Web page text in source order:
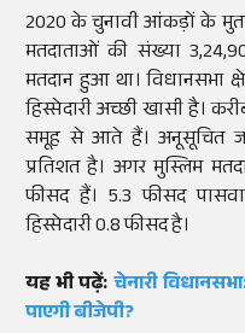
2020 के चुनावी आंकड़ों के
मतदाताओं की संख्या
मतदान हुआ था। विधानसभा
हिस्सेदारी अच्छी खासी है।
समूह से आते हैं। अनूसूचित
प्रतिशत है। अगर मुस्लिम
फीसद हैं। 5.3 फीसद
हिस्सेदारी 0.8 फीसद है।
यह भी पढ़ें:चेनारी
पाएगी बीजेपी?